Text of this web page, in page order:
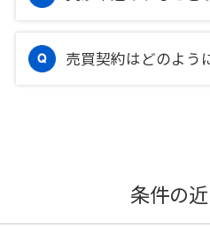
売買契約はどのよう
条件の